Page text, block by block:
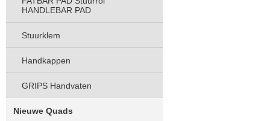
HANDLEBAR PAD
Stuurklem
Handkappen
GRIPS Handvaten
Nieuwe Quads